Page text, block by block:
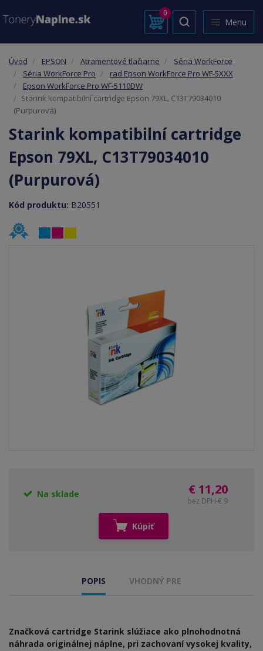
0
Menu
Úvod EPSON Atramentové tlačiarne
Séria WorkForce
Séria WorkForce Pro
rad Epson WorkForce Pro WF-5XXX
Epson WorkForce Pro WF-5110DW
Starink kompatibilní cartridge Epson 79XL, C13T79034010
(Purpurová)
Starink kompatibilní cartridge
Epson 79XL, C13T79034010
(Purpurová)
Kód produktu: B20551
Na sklade € 11,20
bez DPH € 9
Kúpiť
POPIS VHODNÝ PRE
Značková cartridge Starink slúžiace ako plnohodnotná
náhrada originálnej náplne, pri zachovaní vysokej kvality,